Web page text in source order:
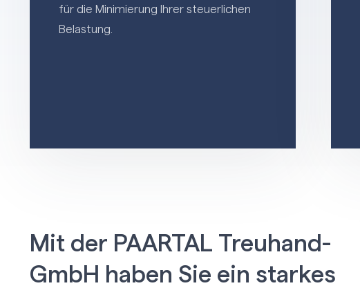
für die Minimierung Ihrer steuerlichen
Belastung.
Mit der PAARTAL Treuhand-
GmbH haben Sie ein starkes